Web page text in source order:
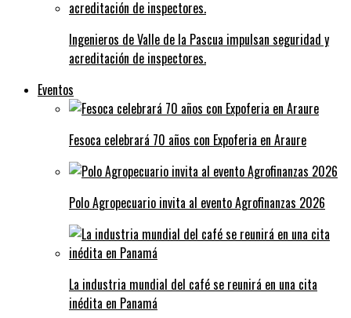
Ingenieros de Valle de la Pascua impulsan seguridad y
acreditación de inspectores.
Eventos
Fesoca celebrará 70 años con Expoferia en Araure
Polo Agropecuario invita al evento Agrofinanzas 2026
La industria mundial del café se reunirá en una cita
inédita en Panamá